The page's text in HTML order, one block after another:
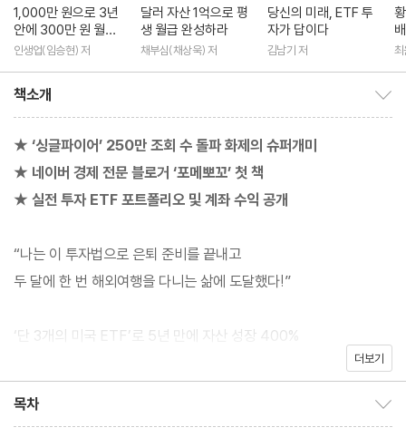
1,000만 원으로 3년
안에 300만 원 월배
당 만들기
인생업(임승현) 저
달러 자산 1억으로 평
생 월급 완성하라
채부심(채상욱) 저
당신의 미래, ETF 투
자가 답이다
김남기 저
책소개
★ ‘싱글파이어’ 250만 조회 수 돌파 화제의 슈퍼개미
★ 네이버 경제 전문 블로거 ‘포메뽀꼬’ 첫 책
★ 실전 투자 ETF 포트폴리오 및 계좌 수익 공개
“나는 이 투자법으로 은퇴 준비를 끝내고
두 달에 한 번 해외여행을 다니는 삶에 도달했다!”
‘단 3개의 미국 ETF’로 5년 만에 자산 성장 400%
평범한 직장인 투자자이자 네이버 경제 전문 블로거로서, 유튜브 ‘싱
더보기
목차